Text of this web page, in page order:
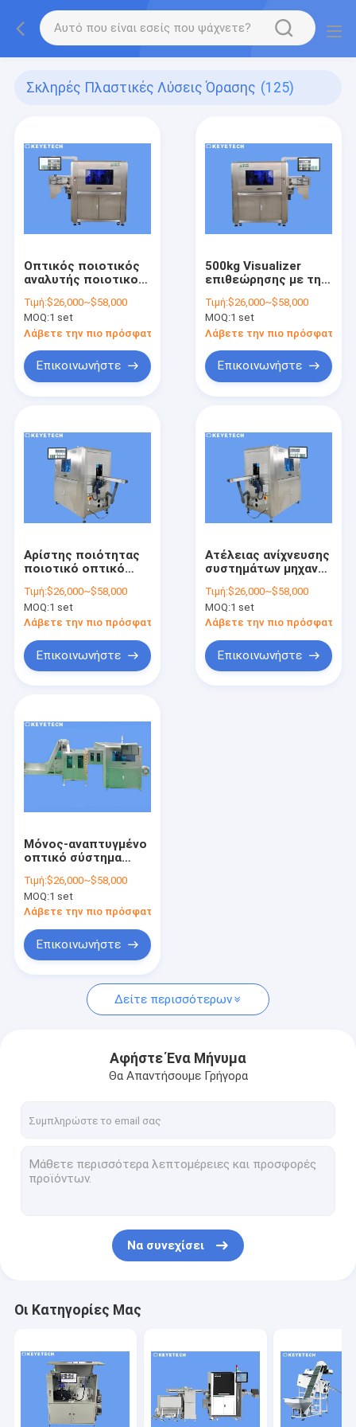
Σκληρές Πλαστικές Λύσεις Όρασης (125)
Οπτικός ποιοτικός
αναλυτής ποιοτικού
κάμερα βιομηχανίας
CCD
Τιμή:$26,000~$58,000
MOQ:1 set
Λάβετε την πιο πρόσφατη τιμή
Επικοινωνήστε
500kg Visualizer
επιθεώρησης με τη
κάμερα για τη
βιομηχανική χρήση
Τιμή:$26,000~$58,000
MOQ:1 set
Λάβετε την πιο πρόσφατη
Επικοινωνήστε
Αρίστης ποιότητας
ποιοτικό οπτικό
επιθεώρησης με την
οθόνη επίδειξης HD
Τιμή:$26,000~$58,000
MOQ:1 set
Λάβετε την πιο πρόσφατη τιμή
Επικοινωνήστε
Ατέλειας ανίχνευσης
συστημάτων μηχανή
τροφοδοτείται
οπτική από τον
αλγόριθμο AI
Τιμή:$26,000~$58,000
MOQ:1 set
Λάβετε την πιο πρόσφατη
Επικοινωνήστε
Μόνος-αναπτυγμένο
οπτικό σύστημα
καμερών με τον
αλγόριθμο AI
Τιμή:$26,000~$58,000
MOQ:1 set
Λάβετε την πιο πρόσφατη τιμή
Επικοινωνήστε
Δείτε περισσότερων
Αφήστε Ένα Μήνυμα
Θα Απαντήσουμε Γρήγορα
Να συνεχίσει
Οι Κατηγορίες Μας